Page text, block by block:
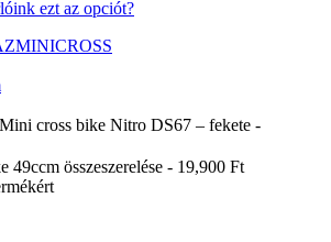
ezt az opciót?
Mini cross bike Nitro DS67 – fekete -
összeszerelése - 19,900 Ft